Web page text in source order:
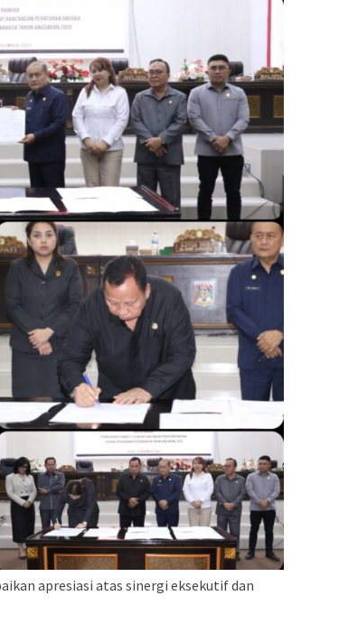
apresiasi atas sinergi eksekutif dan